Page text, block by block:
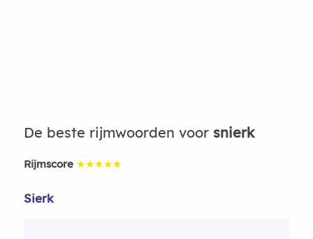
De beste rijmwoorden voor snierk
Rijmscore ★★★★★
Sierk